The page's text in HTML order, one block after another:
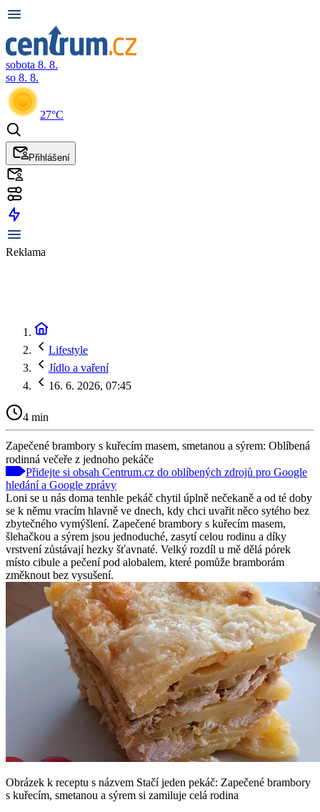
sobota 8. 8.
so 8. 8.
27°C
Přihlášení
Reklama
Lifestyle
Jídlo a vaření
16. 6. 2026, 07:45
4 min
Zapečené brambory s kuřecím masem, smetanou a sýrem: Oblíbená
rodinná večeře z jednoho pekáče
Přidejte si obsah Centrum.cz do oblíbených zdrojů pro Google
hledání a Google zprávy
Loni se u nás doma tenhle pekáč chytil úplně nečekaně a od té doby
se k němu vracím hlavně ve dnech, kdy chci uvařit něco sytého bez
zbytečného vymýšlení. Zapečené brambory s kuřecím masem,
šlehačkou a sýrem jsou jednoduché, zasytí celou rodinu a díky
vrstvení zůstávají hezky šťavnaté. Velký rozdíl u mě dělá pórek
místo cibule a pečení pod alobalem, které pomůže bramborám
změknout bez vysušení.
Obrázek k receptu s názvem Stačí jeden pekáč: Zapečené brambory
s kuřecím, smetanou a sýrem si zamiluje celá rodina